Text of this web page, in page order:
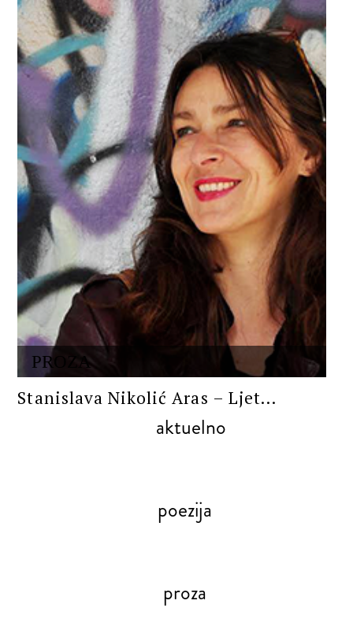
PROZA
Stanislava Nikolić Aras – Ljet...
aktuelno
poezija
proza